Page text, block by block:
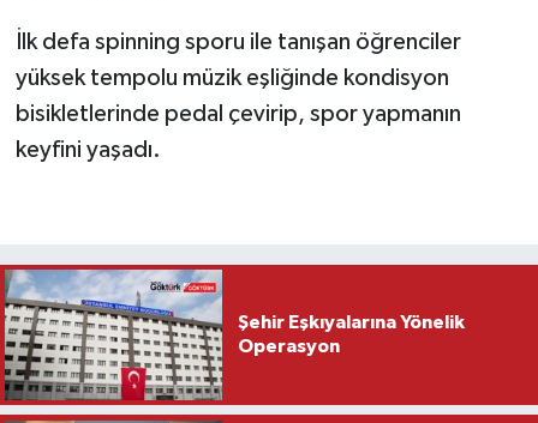
İlk defa spinning sporu ile tanışan öğrenciler
yüksek tempolu müzik eşliğinde kondisyon
bisikletlerinde pedal çevirip, spor yapmanın
keyfini yaşadı.
Şehir Eşkıyalarına Yönelik
Operasyon